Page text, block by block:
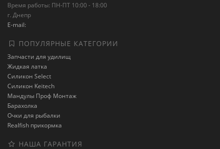
Время работы: ПН-ПТ 10:00 - 18:00
г. Днепр
E-mail:
ПОПУЛЯРНЫЕ КАТЕГОРИИ
Запчасти для удилищ
Жидкая латка
Силикон Select
Силикон Keitech
Мандулы Проф Монтаж
Барахолка
Очки для рыбалки
Realfish прикормка
НАША ГАРАНТИЯ